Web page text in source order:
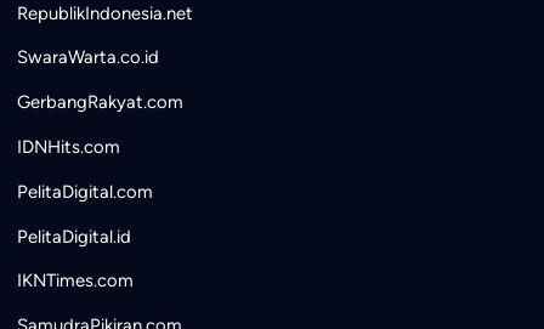
RepublikIndonesia.net
SwaraWarta.co.id
GerbangRakyat.com
IDNHits.com
PelitaDigital.com
PelitaDigital.id
IKNTimes.com